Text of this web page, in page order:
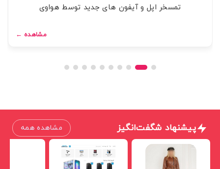
تمسخر اپل و آیفون های جدید توسط هواوی
مشاهده ←
پیشنهاد شگفت‌انگیز مشاهده همه